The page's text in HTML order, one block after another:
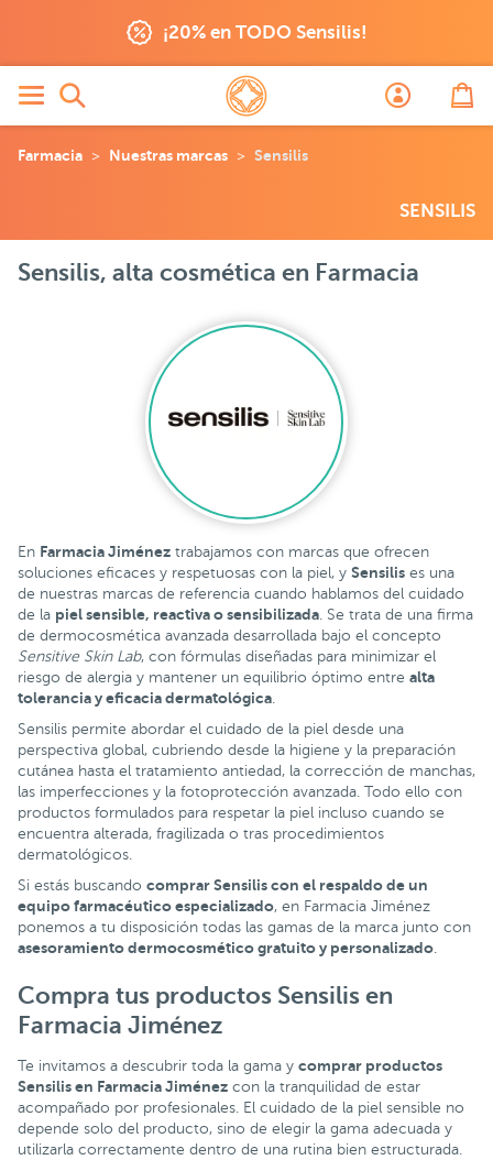
¡20% en TODO Sensilis!
Farmacia Nuestras marcas Sensilis
SENSILIS
Sensilis, alta cosmética en Farmacia
En Farmacia Jiménez trabajamos con marcas que ofrecen
soluciones eficaces y respetuosas con la piel, y Sensilis es una
de nuestras marcas de referencia cuando hablamos del cuidado
de la piel sensible, reactiva o sensibilizada . Se trata de una firma
de dermocosmética avanzada desarrollada bajo el concepto
Sensitive Skin Lab, con fórmulas diseñadas para minimizar el
riesgo de alergia y mantener un equilibrio óptimo entre alta
tolerancia y eficacia dermatológica
Sensilis permite abordar el cuidado de la piel desde una
perspectiva global, cubriendo desde la higiene y la preparación
cutánea hasta el tratamiento antiedad, la corrección de manchas,
las imperfecciones y la fotoprotección avanzada. Todo ello con
productos formulados para respetar la piel incluso cuando se
encuentra alterada, fragilizada o tras procedimientos
dermatológicos.
Si estás buscando comprar Sensilis con el respaldo de un
equipo farmacéutico especializado, en Farmacia Jiménez
ponemos a tu disposición todas las gamas de la marca junto con
asesoramiento dermocosmético gratuito y personalizado.
Compra tus productos Sensilis en
Farmacia Jiménez
Te invitamos a descubrir toda la gama y comprar productos
Sensilis en Farmacia Jiménez con la tranquilidad de estar
acompañado por profesionales. El cuidado de la piel sensible no
depende solo del producto, sino de elegir la gama adecuada y
utilizarla correctamente dentro de una rutina bien estructurada.